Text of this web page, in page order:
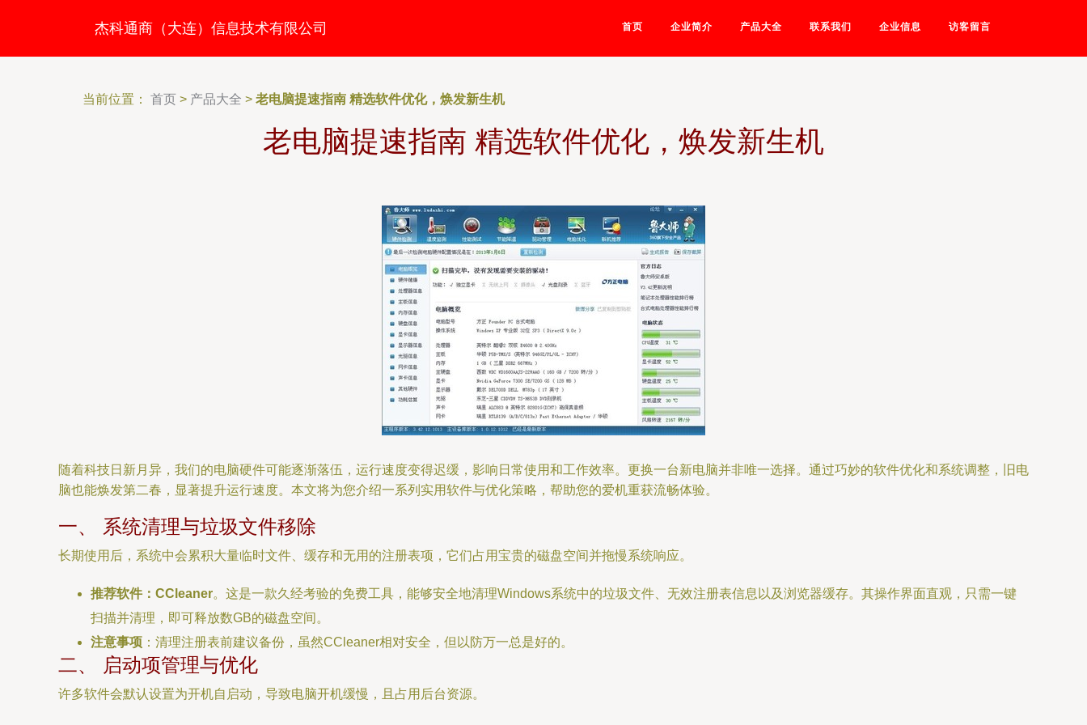
杰科通商（大连）信息技术有限公司 首页 企业简介 产品大全 联系我们 企业信息 访客留言
当前位置： 首页 > 产品大全 > 老电脑提速指南 精选软件优化，焕发新生机
老电脑提速指南 精选软件优化，焕发新生机
随着科技日新月异，我们的电脑硬件可能逐渐落伍，运行速度变得迟缓，影响日常使用和工作效率。更换一台新电脑并非唯一选择。通过巧妙的软件优化和系统调整，旧电
脑也能焕发第二春，显著提升运行速度。本文将为您介绍一系列实用软件与优化策略，帮助您的爱机重获流畅体验。
一、 系统清理与垃圾文件移除
长期使用后，系统中会累积大量临时文件、缓存和无用的注册表项，它们占用宝贵的磁盘空间并拖慢系统响应。
推荐软件：CCleaner。这是一款久经考验的免费工具，能够安全地清理Windows系统中的垃圾文件、无效注册表信息以及浏览器缓存。其操作界面直观，只需一键
扫描并清理，即可释放数GB的磁盘空间。
注意事项 ：清理注册表前建议备份，虽然CCleaner相对安全，但以防万一总是好的。
二、 启动项管理与优化
许多软件会默认设置为开机自启动，导致电脑开机缓慢，且占用后台资源。